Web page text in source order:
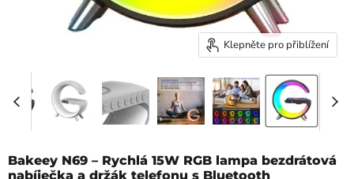
Klepněte pro přiblížení
Bakeey N69 – Rychlá 15W RGB lampa bezdrátová
nabíječka a držák telefonu s Bluetooth